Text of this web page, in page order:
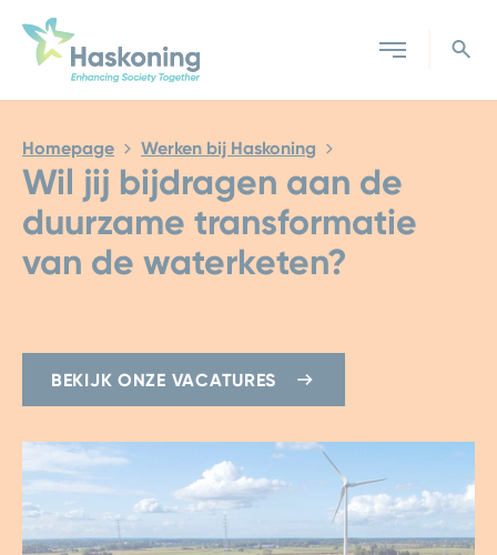
Sluiten
Homepage Werken bij Haskoning
Wil jij bijdragen aan de
duurzame transformatie
van de waterketen?
BEKIJK ONZE VACATURES